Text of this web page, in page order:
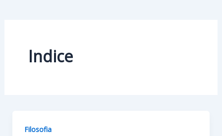
Indice
Filosofia